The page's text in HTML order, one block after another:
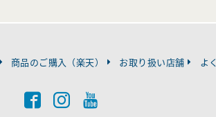
商品のご購入（楽天） お取り扱い店舗 よ